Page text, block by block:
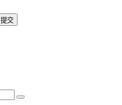
提交